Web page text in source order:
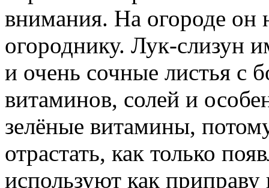
внимания. На огороде он
огороднику. Лук-слизун
и очень сочные листья с
витаминов, солей и
зелёные витамины,
отрастать, как только
используют как